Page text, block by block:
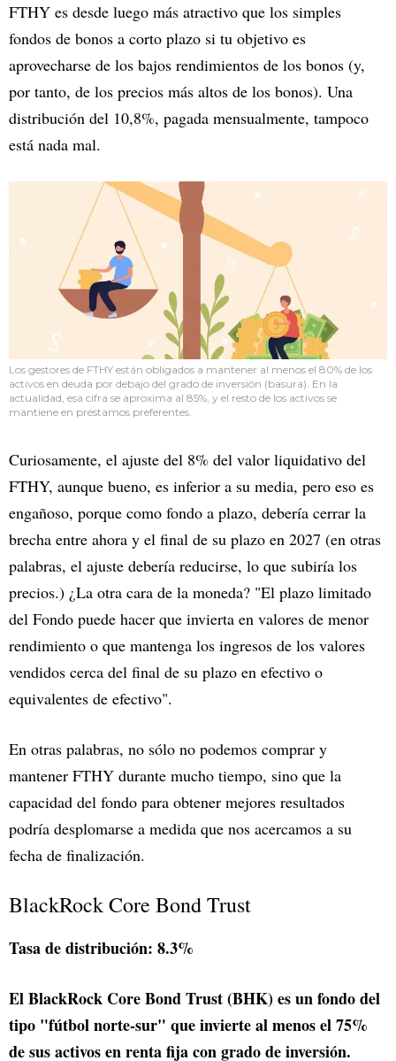
FTHY es desde luego más atractivo que los simples
fondos de bonos a corto plazo si tu objetivo es
aprovecharse de los bajos rendimientos de los bonos (y,
por tanto, de los precios más altos de los bonos). Una
distribución del 10,8%, pagada mensualmente, tampoco
está nada mal.
Los gestores de FTHY están obligados a mantener al menos el 80% de los
activos en deuda por debajo del grado de inversión (basura). En la
actualidad, esa cifra se aproxima al 85%, y el resto de los activos se
mantiene en préstamos preferentes.
Curiosamente, el ajuste del 8% del valor liquidativo del
FTHY, aunque bueno, es inferior a su media, pero eso es
engañoso, porque como fondo a plazo, debería cerrar la
brecha entre ahora y el final de su plazo en 2027 (en otras
palabras, el ajuste debería reducirse, lo que subiría los
precios.) ¿La otra cara de la moneda? "El plazo limitado
del Fondo puede hacer que invierta en valores de menor
rendimiento o que mantenga los ingresos de los valores
vendidos cerca del final de su plazo en efectivo o
equivalentes de efectivo".
En otras palabras, no sólo no podemos comprar y
mantener FTHY durante mucho tiempo, sino que la
capacidad del fondo para obtener mejores resultados
podría desplomarse a medida que nos acercamos a su
fecha de finalización.
BlackRock Core Bond Trust
Tasa de distribución: 8.3%
El BlackRock Core Bond Trust (BHK) es un fondo del
tipo "fútbol norte-sur" que invierte al menos el 75%
de sus activos en renta fija con grado de inversión.